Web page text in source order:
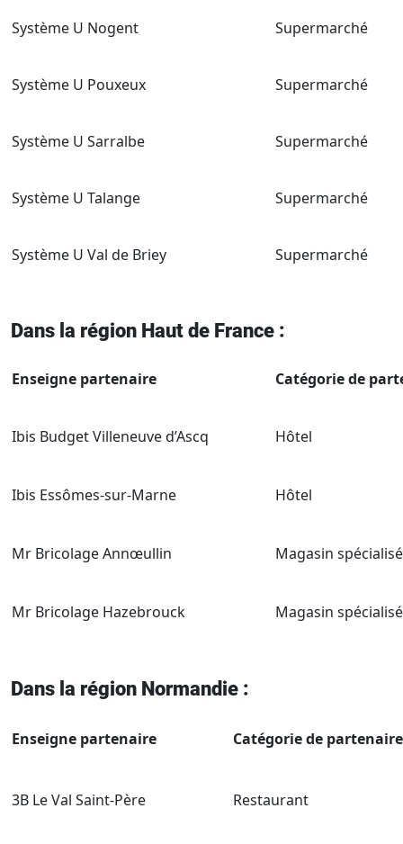
Système U Nogent Supermarché
Système U Pouxeux Supermarché
Système U Sarralbe Supermarché
Système U Talange Supermarché
Système U Val de Briey Supermarché
Dans la région Haut de France :
Enseigne partenaire Catégorie de
Ibis Budget Villeneuve d’Ascq Hôtel
Ibis Essômes-sur-Marne Hôtel
Mr Bricolage Annœullin Magasin spécialisé
Mr Bricolage Hazebrouck Magasin spécialisé
Dans la région Normandie :
Enseigne partenaire Catégorie de
3B Le Val Saint-Père Restaurant